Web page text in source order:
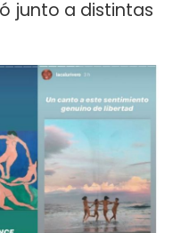
junto a distintas